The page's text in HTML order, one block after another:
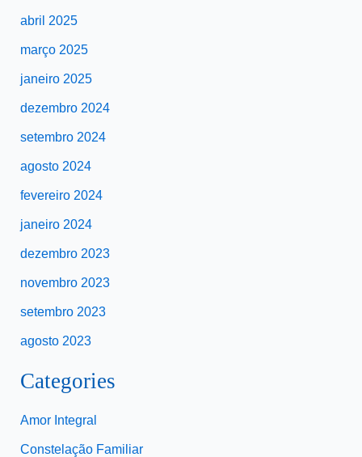
abril 2025
março 2025
janeiro 2025
dezembro 2024
setembro 2024
agosto 2024
fevereiro 2024
janeiro 2024
dezembro 2023
novembro 2023
setembro 2023
agosto 2023
Categories
Amor Integral
Constelação Familiar